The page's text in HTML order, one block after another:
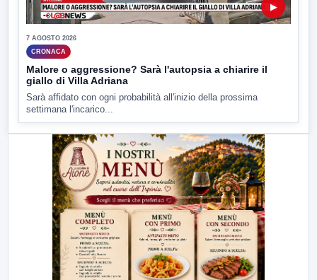
▶
7 AGOSTO 2026
CRONACA
Malore o aggressione? Sarà l'autopsia a chiarire il
giallo di Villa Adriana
Sarà affidato con ogni probabilità all'inizio della prossima
settimana l'incarico...